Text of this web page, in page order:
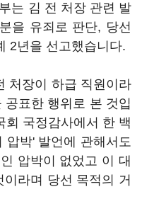
는 김 전 처장 관련 발
을 유죄로 판단, 당선
2년을 선고했습니다.
처장이 하급 직원이라
표한 행위로 본 것입
회 국정감사에서 한 백
압박' 발언에 관해서도
압박이 없었고 이 대
라며 당선 목적의 거